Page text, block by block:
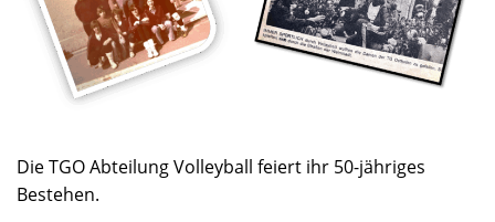
Die TGO Abteilung Volleyball feiert ihr 50-jähriges
Bestehen.